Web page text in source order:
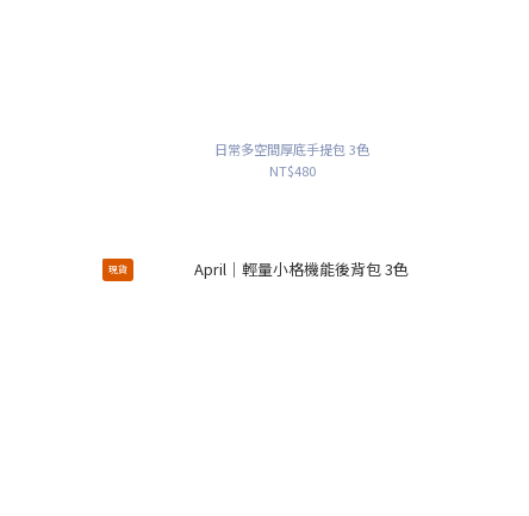
日常多空間厚底手提包 3色
NT$480
現貨